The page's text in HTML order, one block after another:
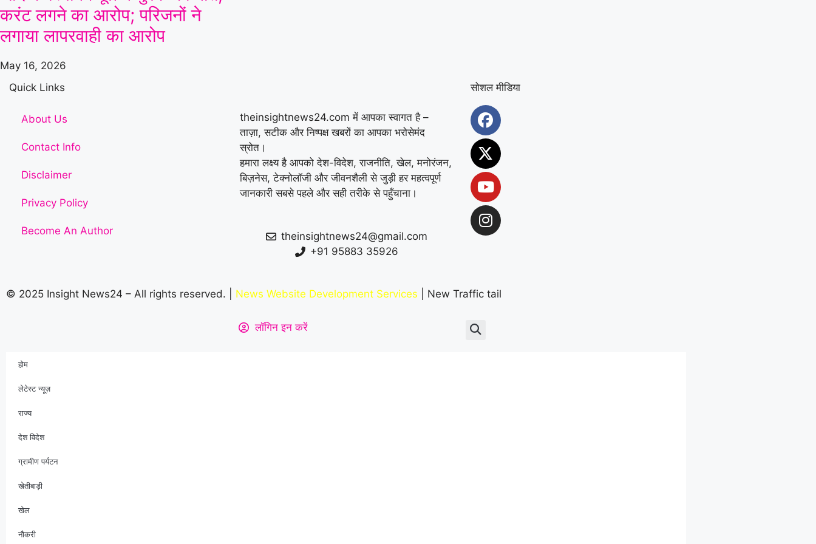
ताबड़तोड़ हमला | हिसार के
मलापुर गांव में दर्दनाक
घटना: घर की पानी की
हौदी में मिले मां और दो
मासूम बच्चों के शव |
करनाल में दर्दनाक हादसा:
पानी की मोटर चालू करते
मातम
करंट लगने का आरोप; परिजनों ने
लगाया लापरवाही का आरोप
May 16, 2026
Quick Links
About Us
Contact Info
Disclaimer
Privacy Policy
Become An Author
theinsightnews24.com में आपका स्वागत है –
ताज़ा, सटीक और निष्पक्ष खबरों का आपका भरोसेमंद
स्रोत।
हमारा लक्ष्य है आपको देश-विदेश, राजनीति, खेल, मनोरंजन,
बिज़नेस, टेक्नोलॉजी और जीवनशैली से जुड़ी हर महत्वपूर्ण
जानकारी सबसे पहले और सही तरीके से पहुँचाना।
theinsightnews24@gmail.com
+91 95883 35926
सोशल मीडिया
© 2025 Insight News24 – All rights reserved. | News Website Development Services | New Traffic tail
लॉगिन इन करें
होम
लेटेस्ट न्यूज़
राज्य
देश विदेश
ग्रामीण पर्यटन
खेतीबाड़ी
खेल
नौकरी